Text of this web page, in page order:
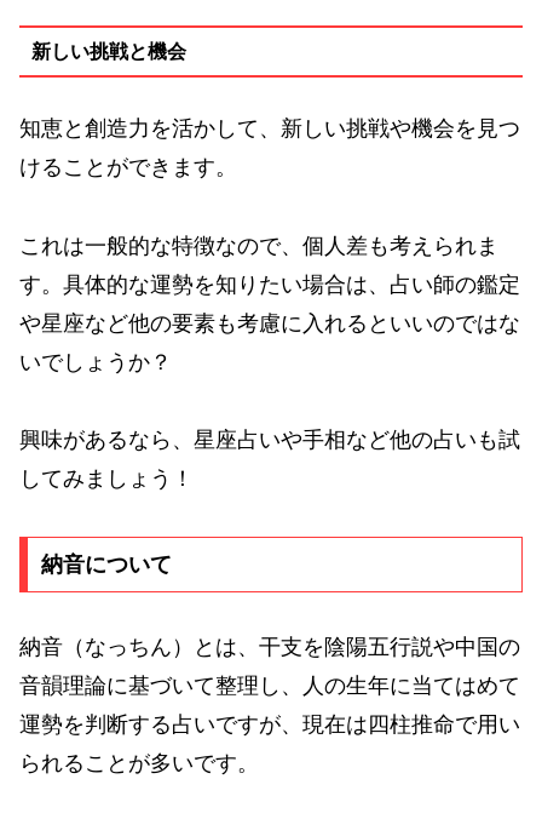
新しい挑戦と機会
知恵と創造力を活かして、新しい挑戦や機会を見つ
けることができます。
これは一般的な特徴なので、個人差も考えられま
す。具体的な運勢を知りたい場合は、占い師の鑑定
や星座など他の要素も考慮に入れるといいのではな
いでしょうか？
興味があるなら、星座占いや手相など他の占いも試
してみましょう！
納音について
納音（なっちん）とは、干支を陰陽五行説や中国の
音韻理論に基づいて整理し、人の生年に当てはめて
運勢を判断する占いですが、現在は四柱推命で用い
られることが多いです。